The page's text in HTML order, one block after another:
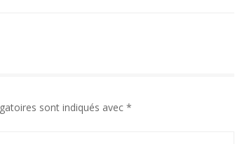
sont indiqués avec *